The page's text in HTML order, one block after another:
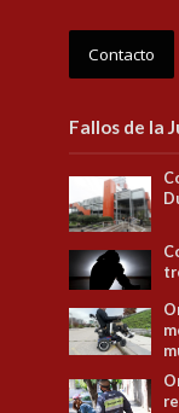
Contacto
Fallos de la